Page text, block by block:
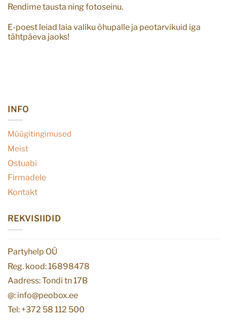
Rendime tausta ning fotoseinu.
E-poest leiad laia valiku õhupalle ja peotarvikuid iga
tähtpäeva jaoks!
INFO
Müügitingimused
Meist
Ostuabi
Firmadele
Kontakt
REKVISIIDID
Partyhelp OÜ
Reg. kood: 16898478
Aadress: Tondi tn 17B
@: info@peobox.ee
Tel: +372 58 112 500